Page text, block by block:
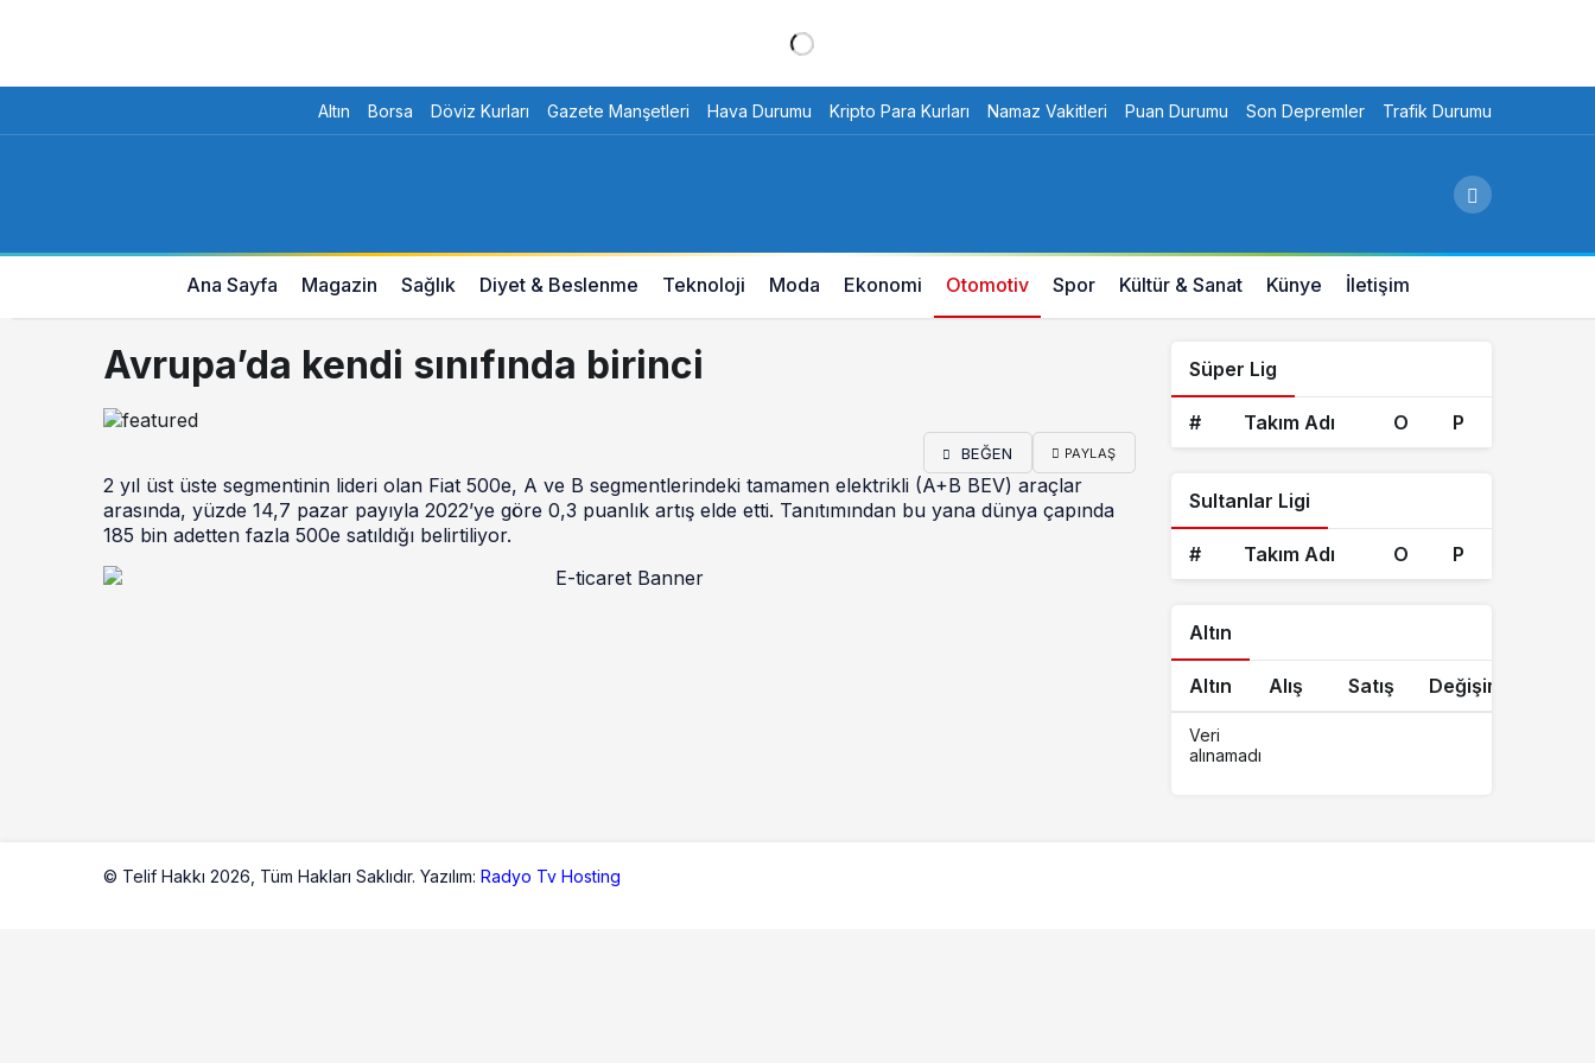
Altın Borsa Döviz Kurları Gazete Manşetleri Hava Durumu Kripto Para Kurları Namaz Vakitleri Puan Durumu Son Depremler Trafik Durumu
Ana Sayfa Magazin Sağlık Diyet & Beslenme Teknoloji Moda Ekonomi Otomotiv Spor Kültür & Sanat Künye İletişim
Avrupa’da kendi sınıfında birinci
BEĞEN PAYLAŞ
2 yıl üst üste segmentinin lideri olan Fiat 500e, A ve B segmentlerindeki tamamen elektrikli (A+B BEV) araçlar
arasında, yüzde 14,7 pazar payıyla 2022’ye göre 0,3 puanlık artış elde etti. Tanıtımından bu yana dünya çapında
185 bin adetten fazla 500e satıldığı belirtiliyor.
Süper Lig
# Takım Adı O P
Sultanlar Ligi
# Takım Adı O P
Altın
Altın Alış Satış Değişim
Veri
alınamadı
© Telif Hakkı 2026, Tüm Hakları Saklıdır. Yazılım: Radyo Tv Hosting